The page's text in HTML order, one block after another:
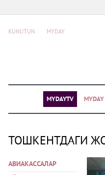
KUNUTUN MYDAY
MYDAYTV
ТОШКЕНТДАГИ
АВИАКАССАЛАР